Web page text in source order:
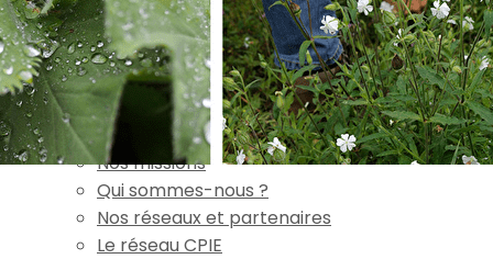
Cliquez pour éditer
Accueil▴
L'association
▴▾
Nos missions
Qui sommes-nous ?
Nos réseaux et partenaires
Le réseau CPIE